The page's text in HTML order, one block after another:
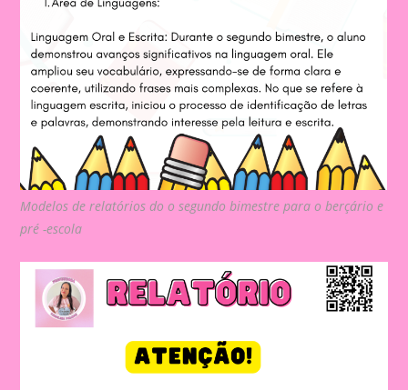
Modelos de relatórios do o segundo bimestre para o berçário e
pré -escola